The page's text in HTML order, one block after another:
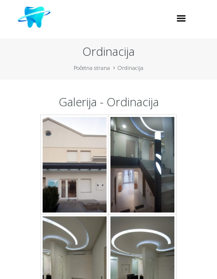
Ordinacija
Početna strana Ordinacija
Galerija - Ordinacija